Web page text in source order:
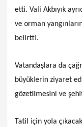
etti. Vali Akbıyık
ve orman
belirtti.
Vatandaşlara da
büyüklerin ziyaret
gözetilmesini ve
Tatil için yola